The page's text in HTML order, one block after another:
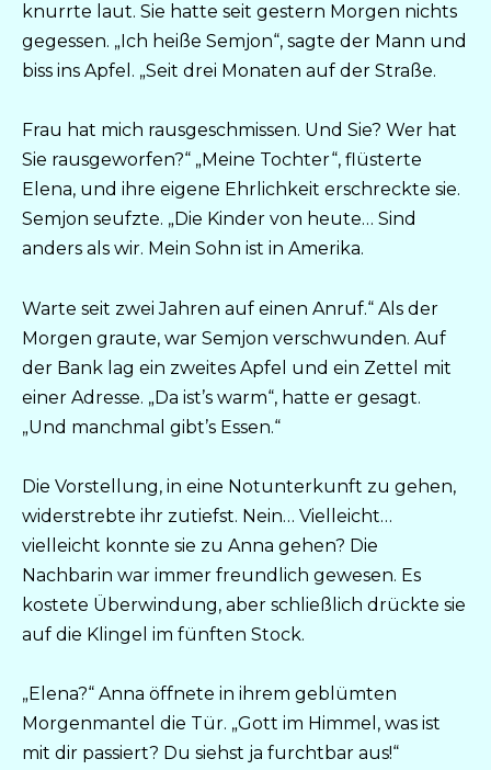
knurrte laut. Sie hatte seit gestern Morgen nichts
gegessen. „Ich heiße Semjon“, sagte der Mann und
biss ins Apfel. „Seit drei Monaten auf der Straße.
Frau hat mich rausgeschmissen. Und Sie? Wer hat
Sie rausgeworfen?“ „Meine Tochter“, flüsterte
Elena, und ihre eigene Ehrlichkeit erschreckte sie.
Semjon seufzte. „Die Kinder von heute… Sind
anders als wir. Mein Sohn ist in Amerika.
Warte seit zwei Jahren auf einen Anruf.“ Als der
Morgen graute, war Semjon verschwunden. Auf
der Bank lag ein zweites Apfel und ein Zettel mit
einer Adresse. „Da ist’s warm“, hatte er gesagt.
„Und manchmal gibt’s Essen.“
Die Vorstellung, in eine Notunterkunft zu gehen,
widerstrebte ihr zutiefst. Nein… Vielleicht…
vielleicht konnte sie zu Anna gehen? Die
Nachbarin war immer freundlich gewesen. Es
kostete Überwindung, aber schließlich drückte sie
auf die Klingel im fünften Stock.
„Elena?“ Anna öffnete in ihrem geblümten
Morgenmantel die Tür. „Gott im Himmel, was ist
mit dir passiert? Du siehst ja furchtbar aus!“